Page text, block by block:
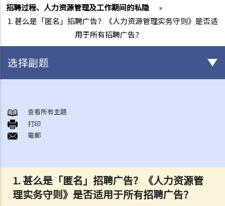
招聘过程、人力资源管理及工作期间的私隐
»
1. 甚么是「匿名」招聘广告？《人力资源管理实务守则》是否适
用于所有招聘广告？
1. 甚么是「匿名」招聘广告？《人力资源管
理实务守则》是否适用于所有招聘广告？
选择副题
1. 若违反保障资料原则，会有甚么后果?
2. 在哪些情况下，持有个人资料的人士/机构或会不受私隐条例或保障资
料原则的规限?
4. 在浏览互联网时，我发现自己一幅相片被放在某个本地网站内，但该
网站并无事先取得我的同意，估计这幅相是当我在逛街购物时被人在商
场内偷拍的。我可否根据《个人资料(私隐)条例》去控告有关网站管理
查看所有主題
打印
電郵